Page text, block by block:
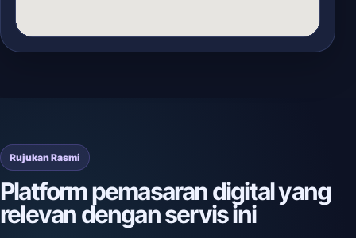
Rujukan Rasmi
Platform pemasaran digital yang
relevan dengan servis ini